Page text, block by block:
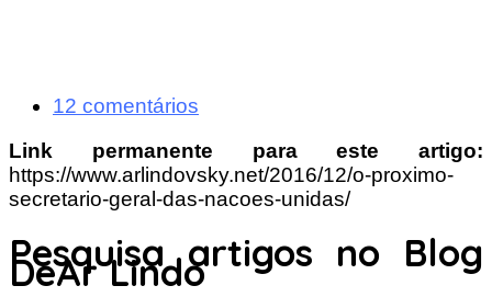
12 comentários
Link permanente para este artigo:
https://www.arlindovsky.net/2016/12/o-proximo-
secretario-geral-das-nacoes-unidas/
Pesquisa artigos no Blog
DeAr Lindo